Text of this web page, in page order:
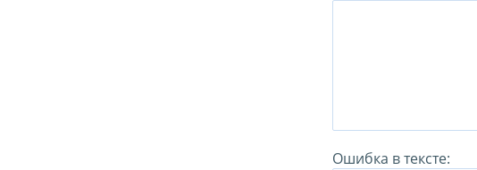
Ошибка в тексте: